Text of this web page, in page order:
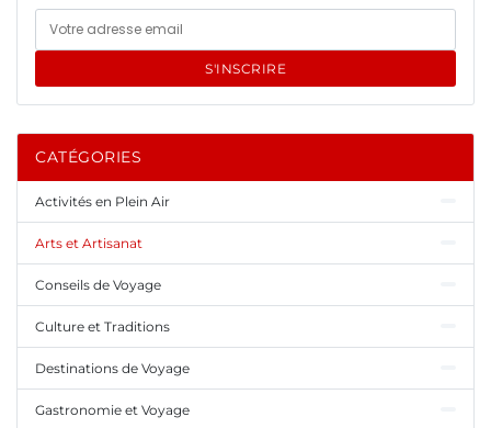
S'INSCRIRE
CATÉGORIES
Activités en Plein Air
Arts et Artisanat
Conseils de Voyage
Culture et Traditions
Destinations de Voyage
Gastronomie et Voyage